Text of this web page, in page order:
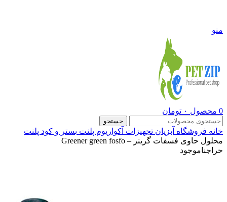
منو
0 محصول ۰ تومان
جستجو
خانه فروشگاه آبزیان تجهیزات آکواریوم پلنت بستر و کود پلنت
محلول حاوی فسفات گرینر – Greener green fosfo
حراجناموجود